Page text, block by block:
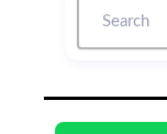
r
u
d